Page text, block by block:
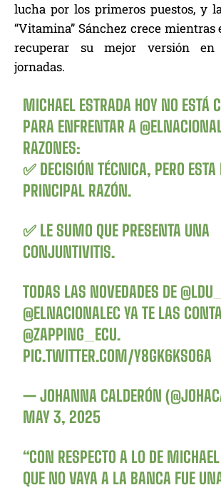
lucha por los primeros puestos, y
“Vitamina” Sánchez crece mientras
recuperar su mejor versión en
jornadas.
MICHAEL ESTRADA HOY NO ESTÁ
PARA ENFRENTAR A
RAZONES:
✅ DECISIÓN TÉCNICA, PERO ESTA
PRINCIPAL RAZÓN.
✅ LE SUMO QUE PRESENTA UNA
CONJUNTIVITIS.
TODAS LAS NOVEDADES DE
@ELNACIONALEC YA TE LAS
@ZAPPING_ECU.
PIC.TWITTER.COM/Y8GK6KSO6A
— JOHANNA CALDERÓN
MAY 3, 2025
“CON RESPECTO A LO DE
QUE NO VAYA A LA BANCA FUE